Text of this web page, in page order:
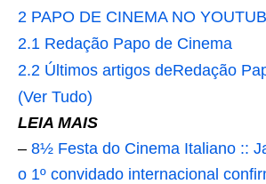
2 PAPO DE CINEMA NO
2.1 Redação Papo de Cinema
2.2 Últimos artigos deRedação
(Ver Tudo)
LEIA MAIS
– 8½ Festa do Cinema Italiano ::
o 1º convidado internacional